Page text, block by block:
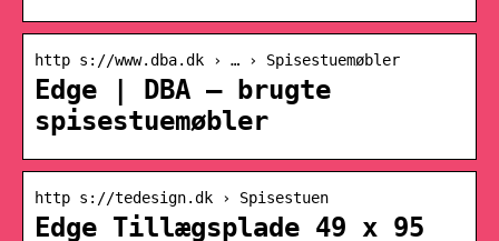
http s://www.dba.dk › … › Spisestuemøbler
Edge | DBA – brugte
spisestuemøbler
http s://tedesign.dk › Spisestuen
Edge Tillægsplade 49 x 95